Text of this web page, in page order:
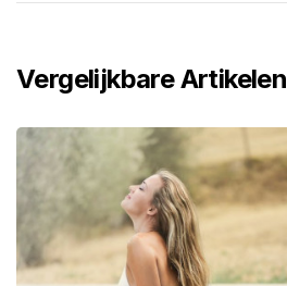
Vergelijkbare Artikelen